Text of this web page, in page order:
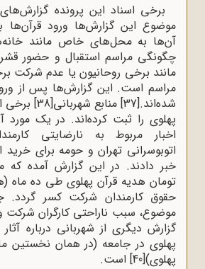
برخی اسناد این پرونده
موضوع این گزارش‌ها ورود
آن‌ها به محل‌های خاص مانند
چگونگی مراسم استقبال و حضور
مانند برخی روحانیون یا عدم شرکت
شده‌اند.[37] منابع شهربانی[38]
برخی
پهلوی را ثبت کرده‌اند. در یک مورد
اخبار مربوط به نارضایتی
اتوبوسرانی تهران و حومه برای خرید
حقوق کارمندان شرکت کسر گردد.
موضوع، سبب ناراحتی کارگران شرکت
گزارش دیگری از شهربانی درباره
پهلوی در جامعه (در همان نخستین
پهلوی)[40] است.